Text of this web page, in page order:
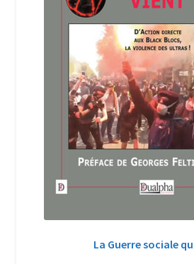
La Guerre sociale